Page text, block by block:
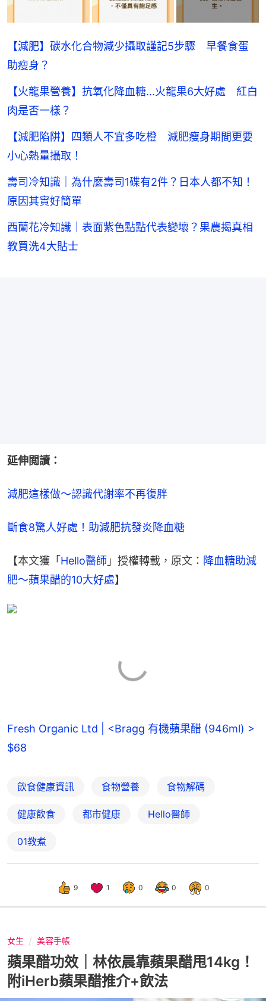
【減肥】碳水化合物減少攝取謹記5步驟 早餐食蛋
助瘦身？
【火龍果營養】抗氧化降血糖...火龍果6大好處 紅白
肉是否一樣？
【減肥陷阱】四類人不宜多吃橙 減肥瘦身期間更要
小心熱量攝取！
壽司冷知識｜為什麼壽司1碟有2件？日本人都不知！
原因其實好簡單
西蘭花冷知識｜表面紫色點點代表變壞？果農揭真相
教買洗4大貼士
延伸閲讀：
減肥這樣做～認識代謝率不再復胖
斷食8驚人好處！助減肥抗發炎降血糖
【本文獲「 Hello醫師 」授權轉載，原文： 降血糖助減
肥～蘋果醋的10大好處】
Fresh Organic Ltd | <Bragg 有機蘋果醋 (946ml) >
$68
飲食健康資訊 食物營養 食物解碼
健康飲食 都市健康 Hello醫師
01教煮
9 1 0 0 0
女生 美容手帳
蘋果醋功效｜林依晨靠蘋果醋甩14kg！
附iHerb蘋果醋推介+飲法